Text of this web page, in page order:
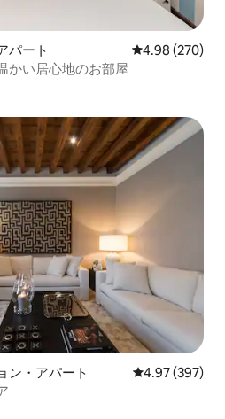
パート レビュー270
4.98 (270)
かい居心地のお部屋
。
ン・アパート レビュー397
4.97 (397)